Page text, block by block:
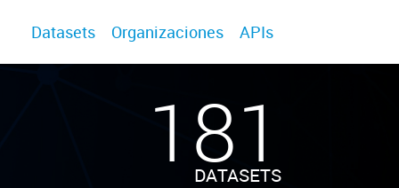
Datasets Organizaciones APIs
181
DATASETS